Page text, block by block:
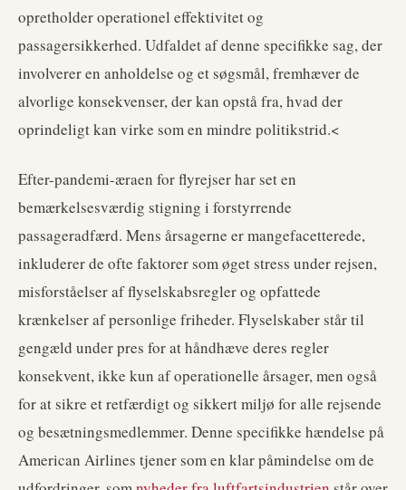
opretholder operationel effektivitet og
passagersikkerhed. Udfaldet af denne specifikke sag, der
involverer en anholdelse og et søgsmål, fremhæver de
alvorlige konsekvenser, der kan opstå fra, hvad der
oprindeligt kan virke som en mindre politikstrid.<
Efter-pandemi-æraen for flyrejser har set en
bemærkelsesværdig stigning i forstyrrende
passageradfærd. Mens årsagerne er mangefacetterede,
inkluderer de ofte faktorer som øget stress under rejsen,
misforståelser af flyselskabsregler og opfattede
krænkelser af personlige friheder. Flyselskaber står til
gengæld under pres for at håndhæve deres regler
konsekvent, ikke kun af operationelle årsager, men også
for at sikre et retfærdigt og sikkert miljø for alle rejsende
og besætningsmedlemmer. Denne specifikke hændelse på
American Airlines tjener som en klar påmindelse om de